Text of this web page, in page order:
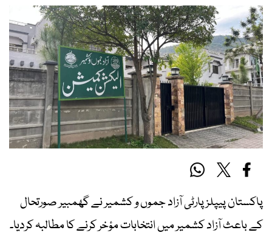
پاکستان پیپلز پارٹی آزاد جموں و کشمیر نے گھمبیر صورتحال
کے باعث آزاد کشمیر میں انتخابات مؤخر کرنے کا مطالبہ کردیا۔